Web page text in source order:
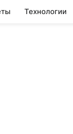
Технологии